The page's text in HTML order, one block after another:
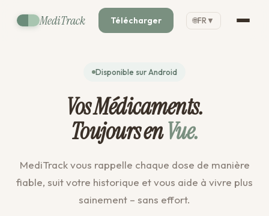
MediTrack Télécharger 🌐FR ▼
Disponible sur Android
Vos Médicaments.
Toujours enVue.
MediTrack vous rappelle chaque dose de manière
fiable, suit votre historique et vous aide à vivre plus
sainement – sans effort.